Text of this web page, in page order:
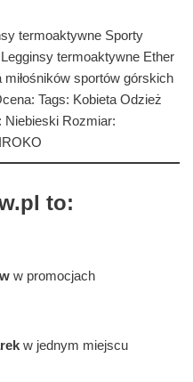
termoaktywne Sporty
termoaktywne Ether
sportów górskich
Tags: Kobieta Odzież
Niebieski Rozmiar:
to:
w promocjach
w jednym miejscu